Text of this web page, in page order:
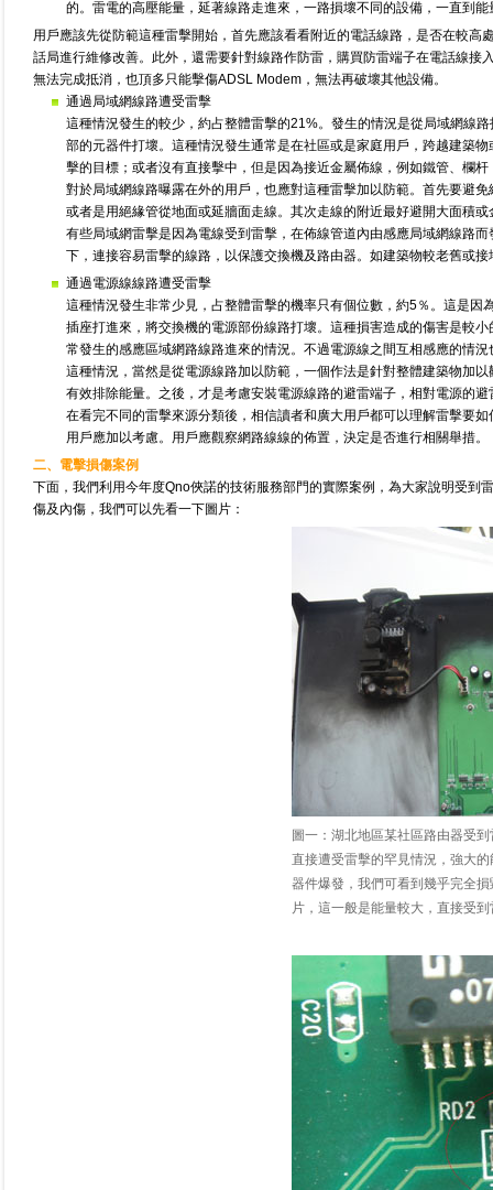
的。雷電的高壓能量，延著線路走進來，一路損壞不同的設備，一直到
用戶應該先從防範這種雷擊開始，首先應該看看附近的電話線路，是否在較
話局進行維修改善。此外，還需要針對線路作防雷，購買防雷端子在電話線
無法完成抵消，也頂多只能擊傷ADSL Modem，無法再破壞其他設備。
通過局域網線路遭受雷擊
這種情況發生的較少，約占整體雷擊的21%。發生的情況是從局域網線
部的元器件打壞。這種情況發生通常是在社區或是家庭用戶，跨越建築
擊的目標；或者沒有直接擊中，但是因為接近金屬佈線，例如鐵管、欄
對於局域網線路曝露在外的用戶，也應對這種雷擊加以防範。首先要避
或者是用絕緣管從地面或延牆面走線。其次走線的附近最好避開大面積
有些局域網雷擊是因為電線受到雷擊，在佈線管道內由感應局域網線路
下，連接容易雷擊的線路，以保護交換機及路由器。如建築物較老舊或
通過電源線線路遭受雷擊
這種情況發生非常少見，占整體雷擊的機率只有個位數，約5％。這是
插座打進來，將交換機的電源部份線路打壞。這種損害造成的傷害是較
常發生的感應區域網路線路進來的情況。不過電源線之間互相感應的情
這種情況，當然是從電源線路加以防範，一個作法是針對整體建築物加
有效排除能量。之後，才是考慮安裝電源線路的避雷端子，相對電源的
在看完不同的雷擊來源分類後，相信讀者和廣大用戶都可以理解雷擊要
用戶應加以考慮。用戶應觀察網路線線的佈置，決定是否進行相關舉措。
二、電擊損傷案例
下面，我們利用今年度Qno俠諾的技術服務部門的實際案例，為大家說明受
傷及內傷，我們可以先看一下圖片：
圖一：湖北地區某社區路由器受
直接遭受雷擊的罕見情況，強大
器件爆發，我們可看到幾乎完全
片，這一般是能量較大，直接受